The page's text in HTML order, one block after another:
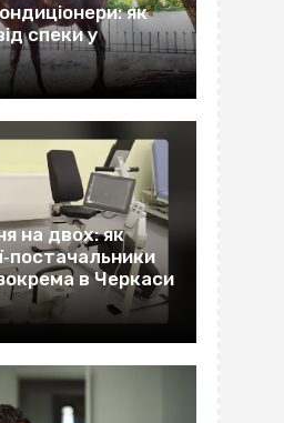
як
спеки у
на двох: як
в Черкаси